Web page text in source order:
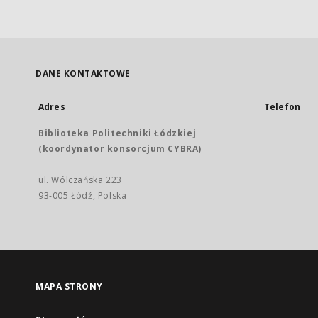
DANE KONTAKTOWE
Adres
Biblioteka Politechniki Łódzkiej
(koordynator konsorcjum CYBRA)
ul. Wólczańska 223
93-005 Łódź, Polska
Telefon
MAPA STRONY